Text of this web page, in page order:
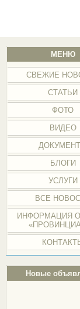
МЕНЮ
СВЕЖИЕ
СТАТЬИ
ФОТО
ВИДЕО
БЛОГИ
УСЛУГИ
ВСЕ
ИНФОРМАЦИЯ
Новые